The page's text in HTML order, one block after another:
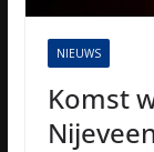
NIEUWS
Komst